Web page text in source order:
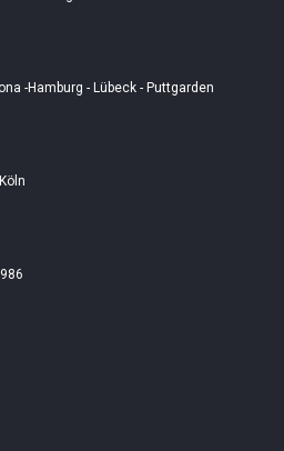
-Hamburg - Lübeck - Puttgarden